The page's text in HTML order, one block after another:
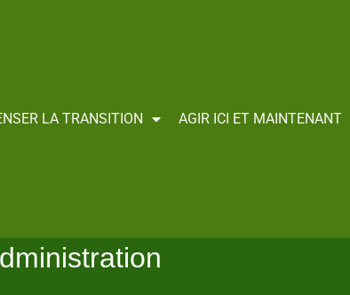
LA TRANSITION AGIR ICI ET MAINTENANT